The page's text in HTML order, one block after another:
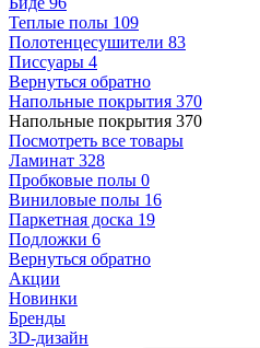
Теплые полы 109
Полотенцесушители 83
Писсуары 4
Вернуться обратно
Напольные покрытия 370
Напольные покрытия 370
Посмотреть все товары
Ламинат 328
Пробковые полы 0
Виниловые полы 16
Паркетная доска 19
Подложки 6
Вернуться обратно
Акции
Новинки
Бренды
3D-дизайн